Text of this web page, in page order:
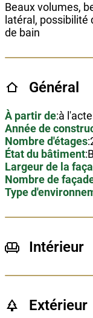
Beaux volumes,
latéral, possibilité
de bain
Général
À partir de:à l'acte
Année de
Nombre d'étages:
État du bâtiment:
Largeur de la
Nombre de
Type
Intérieur
Surface du salon:
Type de cuisine:
Surface de la
Extérieur